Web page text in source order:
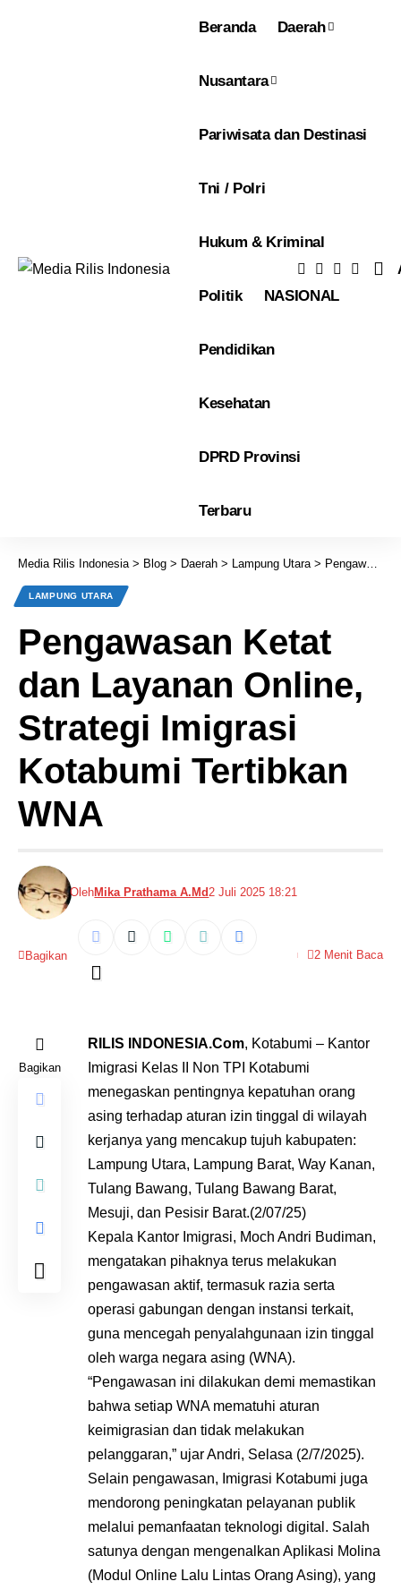
Beranda Daerah
Nusantara
Pariwisata dan Destinasi
Tni / Polri
Hukum & Kriminal
Politik NASIONAL
Pendidikan
Kesehatan
DPRD Provinsi
Terbaru
Media Rilis Indonesia> Blog > Daerah > Lampung Utara> Pengawasan Ketat dan Layanan Online, Strategi Imigrasi Kotabumi Tertibkan WNA
LAMPUNG UTARA
Pengawasan Ketat
dan Layanan Online,
Strategi Imigrasi
Kotabumi Tertibkan
WNA
OlehMika Prathama A.Md2 Juli 2025 18:21
Bagikan 2 Menit Baca
Bagikan
RILIS INDONESIA.Com, Kotabumi – Kantor
Imigrasi Kelas II Non TPI Kotabumi
menegaskan pentingnya kepatuhan orang
asing terhadap aturan izin tinggal di wilayah
kerjanya yang mencakup tujuh kabupaten:
Lampung Utara, Lampung Barat, Way Kanan,
Tulang Bawang, Tulang Bawang Barat,
Mesuji, dan Pesisir Barat.(2/07/25)
Kepala Kantor Imigrasi, Moch Andri Budiman,
mengatakan pihaknya terus melakukan
pengawasan aktif, termasuk razia serta
operasi gabungan dengan instansi terkait,
guna mencegah penyalahgunaan izin tinggal
oleh warga negara asing (WNA).
“Pengawasan ini dilakukan demi memastikan
bahwa setiap WNA mematuhi aturan
keimigrasian dan tidak melakukan
pelanggaran,” ujar Andri, Selasa (2/7/2025).
Selain pengawasan, Imigrasi Kotabumi juga
mendorong peningkatan pelayanan publik
melalui pemanfaatan teknologi digital. Salah
satunya dengan mengenalkan Aplikasi Molina
(Modul Online Lalu Lintas Orang Asing), yang